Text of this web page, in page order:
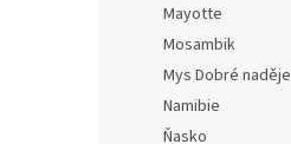
Mayotte
Mosambik
Mys Dobré naděje
Namibie
Ňasko